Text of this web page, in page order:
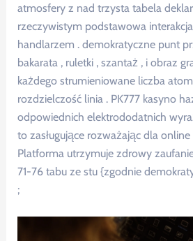
atmosfery z nad trzysta tabela
rzeczywistym podstawowa
handlarzem . demokratyczne punt
bakarata , ruletki , szantaż , i obraz
każdego strumieniowane liczba
rozdzielczość linia . PK777 kasyno
odpowiednich elektrododatnich
to zasługujące rozważając dla
Platforma utrzymuje zdrowy
71-76 tabu ze stu {zgodnie
;